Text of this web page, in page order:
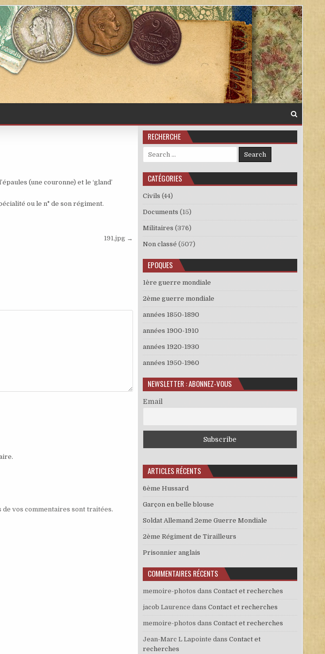
(une couronne) et le ‘gland’
ou le n° de son régiment.
191.jpg →
de vos commentaires sont traitées.
RECHERCHE
Search for:
CATÉGORIES
Civils (44)
Documents (15)
Militaires (376)
Non classé (507)
EPOQUES
1ère guerre mondiale
2ème guerre mondiale
années 1850-1890
années 1900-1910
années 1920-1930
années 1950-1960
NEWSLETTER : ABONNEZ-VOUS
Email
ARTICLES RÉCENTS
6ème Hussard
Garçon en belle blouse
Soldat Allemand 2eme Guerre Mondiale
2ème Régiment de Tirailleurs
Prisonnier anglais
COMMENTAIRES RÉCENTS
memoire-photos dans Contact et recherches
jacob Laurence dans Contact et recherches
memoire-photos dans Contact et recherches
Jean-Marc L Lapointe dans Contact et
recherches